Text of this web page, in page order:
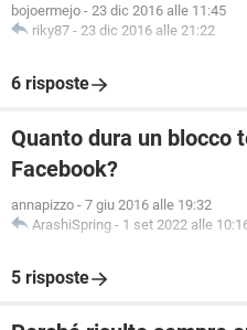
bojoermejo - 23 dic 2016 alle 11:45
riky87 - 23 dic 2016 alle 21:22
6 risposte
Quanto dura un blocco
Facebook?
annapizzo - 7 giu 2016 alle 19:32
ArashiSpring - 1 set 2022 alle
5 risposte